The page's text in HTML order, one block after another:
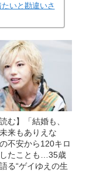
いと勘違いさ
む】「結婚も、
来もありえな
不安から120キロ
たことも…35歳
る“ゲイゆえの生